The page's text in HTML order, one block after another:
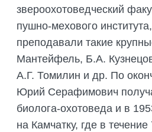
звероохотоведческий
пушно-мехового
преподавали такие
Мантейфель, Б.А.
А.Г. Томилин и др. По
Юрий Серафимович
биолога-охотоведа и в
на Камчатку, где в течение